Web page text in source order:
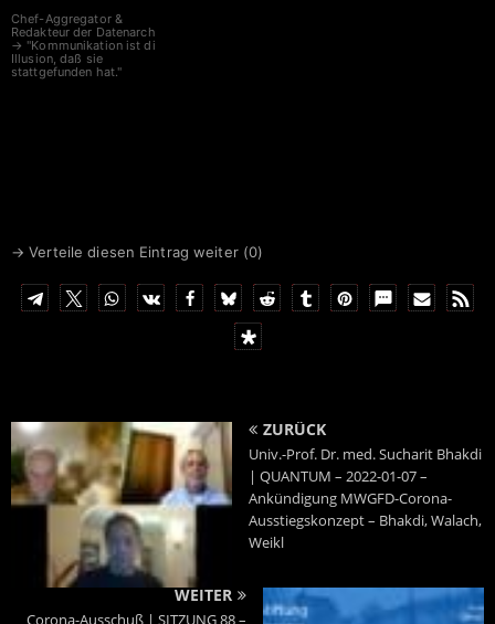
Chef-Aggregator &
Redakteur der Datenarche
→ "Kommunikation ist die
Illusion, daß sie
stattgefunden hat."
→ Verteile diesen Eintrag weiter (0)
ZURÜCK
Univ.-Prof. Dr. med. Sucharit Bhakdi
| QUANTUM – 2022-01-07 –
Ankündigung MWGFD-Corona-
Ausstiegskonzept – Bhakdi, Walach,
Weikl
WEITER
Corona-Ausschuß | SITZUNG 88 –